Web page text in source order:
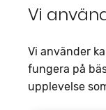
Copyright 2020
Vi
Vi använder
fungera på
upplevelse